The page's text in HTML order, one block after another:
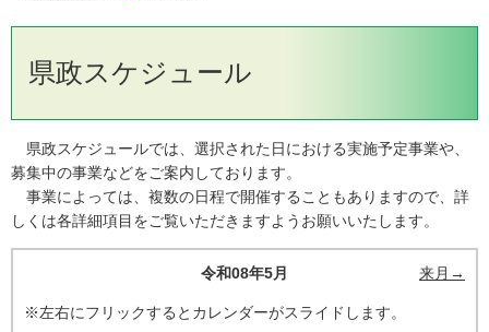
県政スケジュール
県政スケジュールでは、選択された日における実施予定事業や、
募集中の事業などをご案内しております。
事業によっては、複数の日程で開催することもありますので、詳
しくは各詳細項目をご覧いただきますようお願いいたします。
令和08年5月 来月→
※左右にフリックするとカレンダーがスライドします。